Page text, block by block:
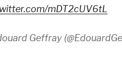
mDT2cUV6tL
Geffray